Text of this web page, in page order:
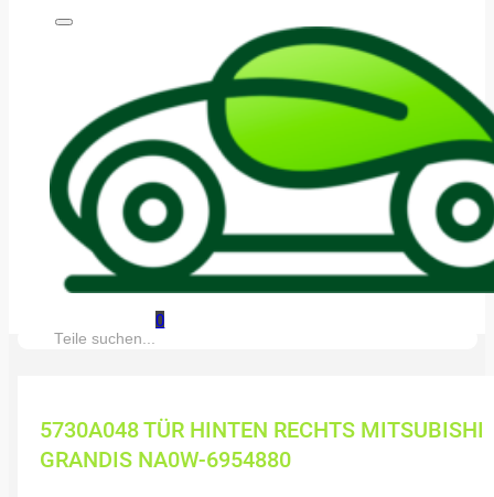
0
Suche:
5730A048 TÜR HINTEN RECHTS MITSUBISHI
GRANDIS NA0W-6954880